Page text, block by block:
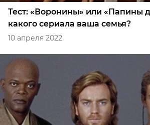
Тест: «Воронины» или «Папины
какого сериала ваша семья?
10 апреля 2022